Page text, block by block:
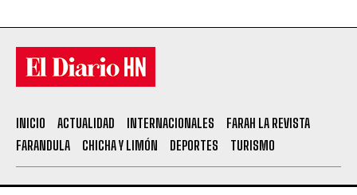
INICIO ACTUALIDAD INTERNACIONALES
FARAH LA REVISTA
FARANDULA
CHICHA Y LIMÓN DEPORTES TURISMO